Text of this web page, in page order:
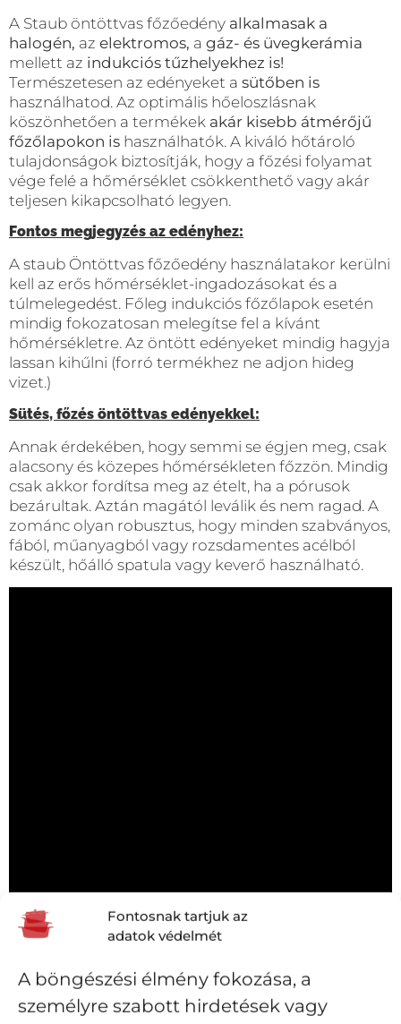
Fontosnak tartjuk az
adatok védelmét
A böngészési élmény fokozása, a
személyre szabott hirdetések vagy
A Staub öntöttvas főzőedény alkalmasak a
halogén, az elektromos, a gáz- és üvegkerámia
mellett az indukciós tűzhelyekhez is!
Természetesen az edényeket a sütőben is
használhatod. Az optimális hőeloszlásnak
köszönhetően a termékek akár kisebb átmérőjű
főzőlapokon is használhatók. A kiváló hőtároló
tulajdonságok biztosítják, hogy a főzési folyamat
vége felé a hőmérséklet csökkenthető vagy akár
teljesen kikapcsolható legyen.
Fontos megjegyzés az edényhez:
A staub Öntöttvas főzőedény használatakor kerülni
kell az erős hőmérséklet-ingadozásokat és a
túlmelegedést. Főleg indukciós főzőlapok esetén
mindig fokozatosan melegítse fel a kívánt
hőmérsékletre. Az öntött edényeket mindig hagyja
lassan kihűlni (forró termékhez ne adjon hideg
vizet.)
Sütés, főzés öntöttvas edényekkel:
Annak érdekében, hogy semmi se égjen meg, csak
alacsony és közepes hőmérsékleten főzzön. Mindig
csak akkor fordítsa meg az ételt, ha a pórusok
bezárultak. Aztán magától leválik és nem ragad. A
zománc olyan robusztus, hogy minden szabványos,
fából, műanyagból vagy rozsdamentes acélból
készült, hőálló spatula vagy keverő használható.
STAUB COCOTTES EDÉNY HASZNÁLATBA VÉTELE